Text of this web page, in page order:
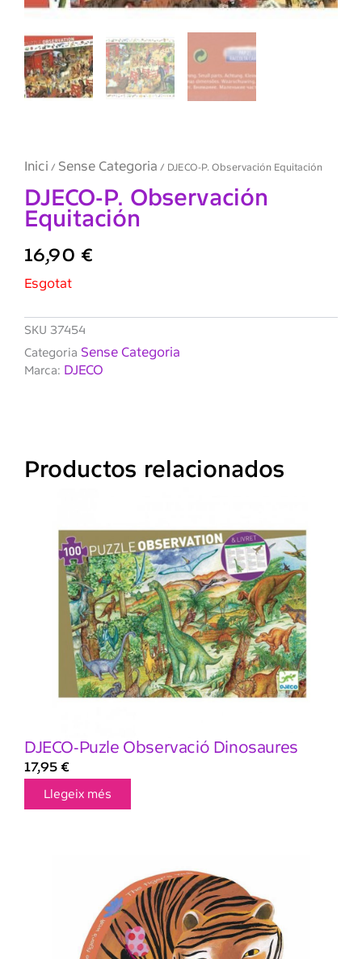
Inici / Sense Categoria / DJECO-P. Observación Equitación
DJECO-P. Observación
Equitación
16,90 €
Esgotat
SKU 37454
Categoria Sense Categoria
Marca: DJECO
Productos relacionados
DJECO-Puzle Observació Dinosaures
17,95 €
Llegeix més